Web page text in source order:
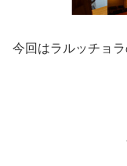
今回はラルッチョ